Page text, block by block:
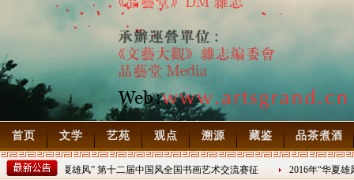
首页 文学 艺苑 观点 溯源 藏鉴 品茶煮酒
2022年“华夏雄风” 第十二届中国风全国书画艺术交流赛征
2016年“华夏雄